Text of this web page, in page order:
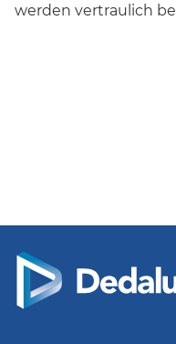
werden vertraulich